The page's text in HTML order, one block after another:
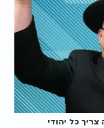
כל יהודי